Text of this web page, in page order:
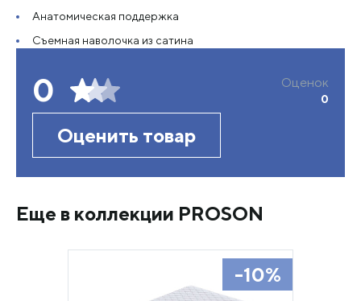
Анатомическая поддержка
Съемная наволочка из сатина
0 Оценок
0
Оценить товар
Еще в коллекции PROSON
-10%